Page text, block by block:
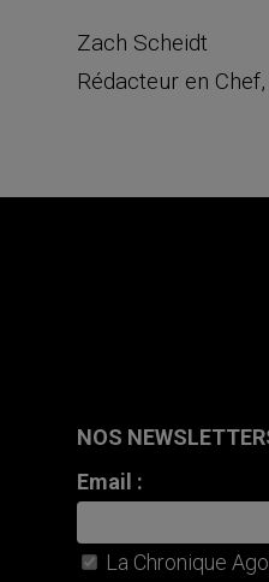
Zach Scheidt
Rédacteur en Chef,
NOS
Email :
La Chronique